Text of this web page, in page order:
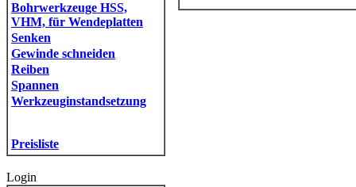
Bohrwerkzeuge HSS,
VHM, für Wendeplatten
Senken
Gewinde schneiden
Reiben
Spannen
Werkzeuginstandsetzung
Preisliste
Login